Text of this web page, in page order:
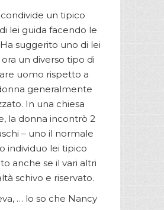
un tipico
lei guida facendo le
suggerito uno di lei
un diverso tipo di
uomo rispetto a
generalmente
In una chiesa
la donna incontrò 2
– uno il normale
individuo lei tipico
anche se il vari altri
schivo e riservato.
… lo so che Nancy